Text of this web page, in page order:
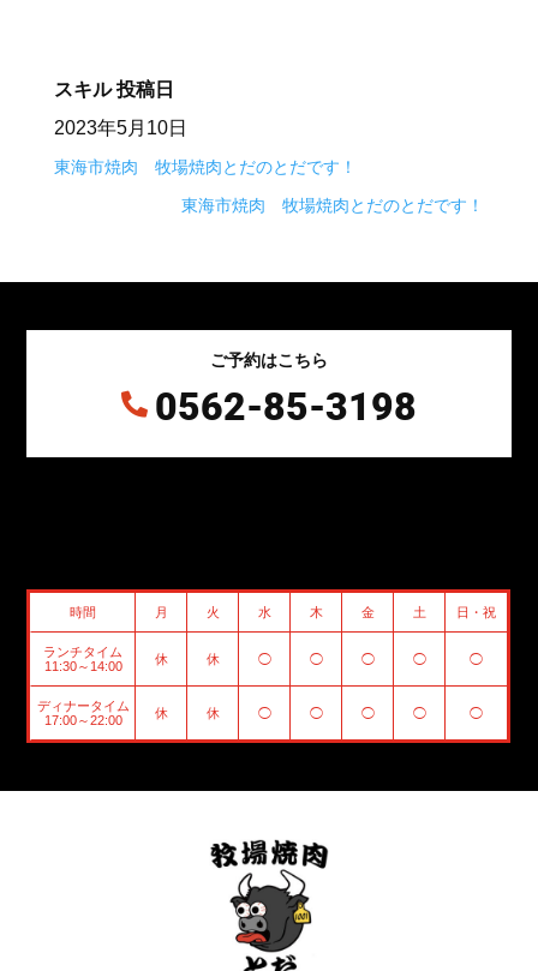
スキル 投稿日
2023年5月10日
東海市焼肉 牧場焼肉とだのとだです！
東海市焼肉 牧場焼肉とだのとだです！
ご予約はこちら
 0562-85-3198
時間 月 火 水 木 金 土 日・祝
ランチタイム
11:30～14:00
休 休 ◯ ◯ ◯ ◯ ◯
ディナータイム
17:00～22:00
休 休 ◯ ◯ ◯ ◯ ◯